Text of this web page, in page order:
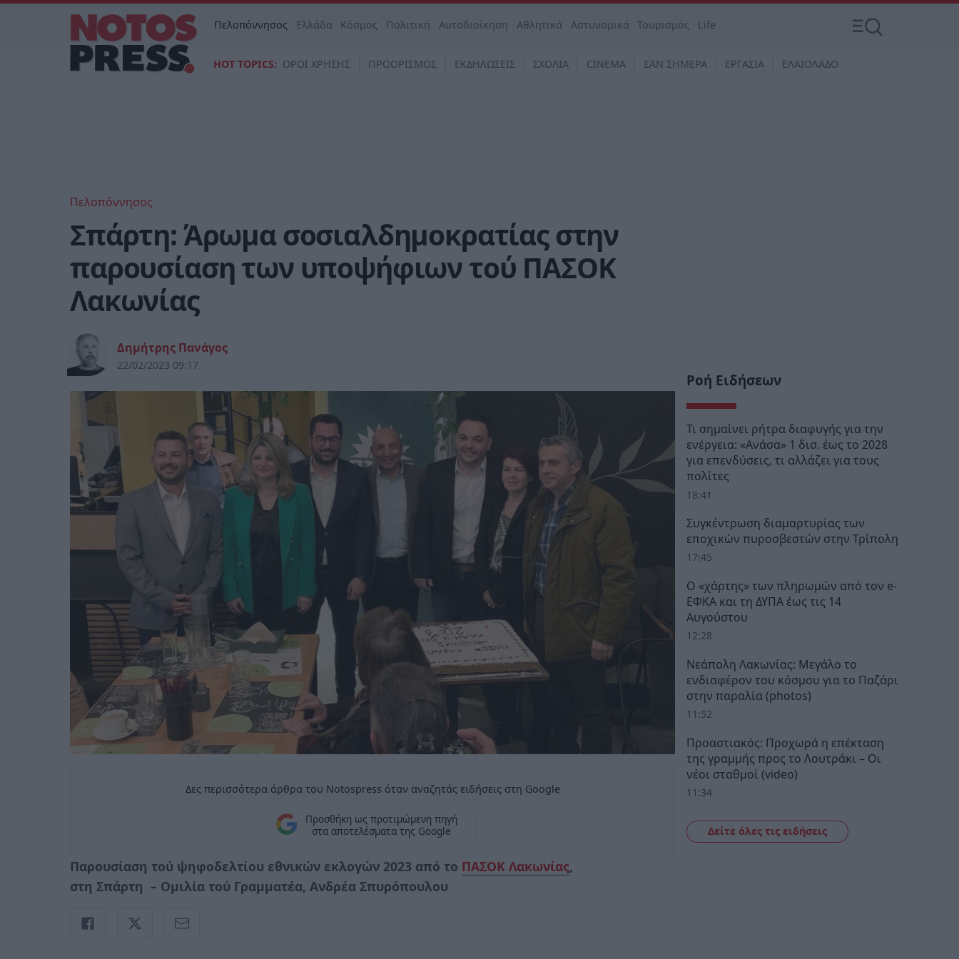
Πελοπόννησος Ελλάδα Κόσμος Πολιτική Αυτοδιοίκηση Αθλητικά Αστυνομικά Τουρισμός Life
HOT TOPICS: ΟΡΟΙ ΧΡΗΣΗΣ ΠΡΟΟΡΙΣΜΟΣ ΕΚΔΗΛΩΣΕΙΣ ΣΧΟΛΙΑ CINEMA ΣΑΝ ΣΗΜΕΡΑ ΕΡΓΑΣΙΑ ΕΛΑΙΟΛΑΔΟ
Πελοπόννησος
Σπάρτη: Άρωμα σοσιαλδημοκρατίας στην
παρουσίαση των υποψήφιων τού ΠΑΣΟΚ
Λακωνίας
Δημήτρης Πανάγος
22/02/2023 09:17
Δες περισσότερα άρθρα του Notospress όταν αναζητάς ειδήσεις στη Google
Προσθήκη ως προτιμώμενη πηγή
στα αποτελέσματα της Google
Παρουσίαση τού ψηφοδελτίου εθνικών εκλογών 2023 από το ΠΑΣΟΚ Λακωνίας,
στη Σπάρτη – Ομιλία τού Γραμματέα, Ανδρέα Σπυρόπουλου
Ροή Ειδήσεων
Τι σημαίνει ρήτρα διαφυγής για την
ενέργεια: «Ανάσα» 1 δισ. έως το 2028
για επενδύσεις, τι αλλάζει για τους
πολίτες
18:41
Συγκέντρωση διαμαρτυρίας των
εποχικών πυροσβεστών στην Τρίπολη
17:45
Ο «χάρτης» των πληρωμών από τον e-
ΕΦΚΑ και τη ΔΥΠΑ έως τις 14
Αυγούστου
12:28
Νεάπολη Λακωνίας: Μεγάλο το
ενδιαφέρον του κόσμου για το Παζάρι
στην παραλία (photos)
11:52
Προαστιακός: Προχωρά η επέκταση
της γραμμής προς το Λουτράκι – Οι
νέοι σταθμοί (video)
11:34
Δείτε όλες τις ειδήσεις